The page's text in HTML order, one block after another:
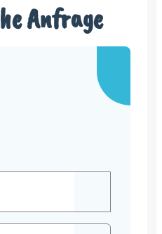
Anfrage